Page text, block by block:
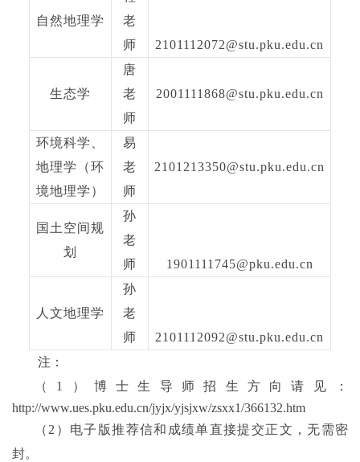
自然地理学
老
师
2101112072@stu.pku.edu.cn
生态学
唐
老
师
2001111868@stu.pku.edu.cn
环境科学、
地理学（环
境地理学）
易
老
师
2101213350@stu.pku.edu.cn
国土空间规
划
孙
老
师
1901111745@pku.edu.cn
人文地理学
孙
老
师
2101112092@stu.pku.edu.cn
注：
（ 1 ） 博士生 导师招生方向请见：
http://www.ues.pku.edu.cn/jyjx/yjsjxw/zsxx1/366132.htm
（ 2 ）电子版推荐信和成绩单直接提交正文，无需密
封。